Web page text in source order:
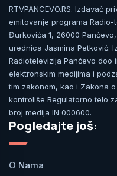
RTVPANCEVO.RS. Izdavač
emitovanje programa
Đurkovića 1, 26000
urednica Jasmina Petković.
Radiotelevizija Pančevo doo
elektronskim medijima i
tim zakonom, kao i Zakona
kontroliše Regulatorno telo
broj medija IN 000600.
Pogledajte još:
O Nama